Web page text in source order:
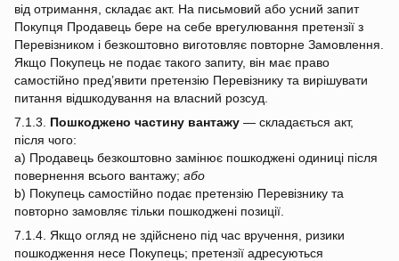
від отримання, складає акт. На письмовий або усний запит
Покупця Продавець бере на себе врегулювання претензії з
Перевізником і безкоштовно виготовляє повторне Замовлення.
Якщо Покупець не подає такого запиту, він має право
самостійно пред’явити претензію Перевізнику та вирішувати
питання відшкодування на власний розсуд.
7.1.3. Пошкоджено частину вантажу — складається акт,
після чого:
a) Продавець безкоштовно замінює пошкоджені одиниці після
повернення всього вантажу; або
b) Покупець самостійно подає претензію Перевізнику та
повторно замовляє тільки пошкоджені позиції.
7.1.4. Якщо огляд не здійснено під час вручення, ризики
пошкодження несе Покупець; претензії адресуються